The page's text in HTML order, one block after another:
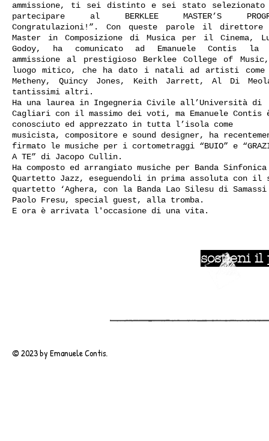
ammissione, ti sei distinto e sei stato selezionato
partecipare al BERKLEE MASTER’S
Congratulazioni!”. Con queste parole il direttore
Master in Composizione di Musica per il Cinema,
Godoy, ha comunicato ad Emanuele Contis la
ammissione al prestigioso Berklee College of
luogo mitico, che ha dato i natali ad artisti come
Metheny, Quincy Jones, Keith Jarrett, Al Di
tantissimi altri.
Ha una laurea in Ingegneria Civile all’Università di
Cagliari con il massimo dei voti, ma Emanuele Contis
conosciuto ed apprezzato in tutta l’isola come
musicista, compositore e sound designer, ha
firmato le musiche per i cortometraggi “BUIO” e
A TE” di Jacopo Cullin.
Ha composto ed arrangiato musiche per Banda
Quartetto Jazz, eseguendoli in prima assoluta con il
quartetto ‘Aghera, con la Banda Lao Silesu di
Paolo Fresu, special guest, alla tromba.
E ora è arrivata l'occasione di una vita.
sostieni il
© 2023 by Emanuele Contis.